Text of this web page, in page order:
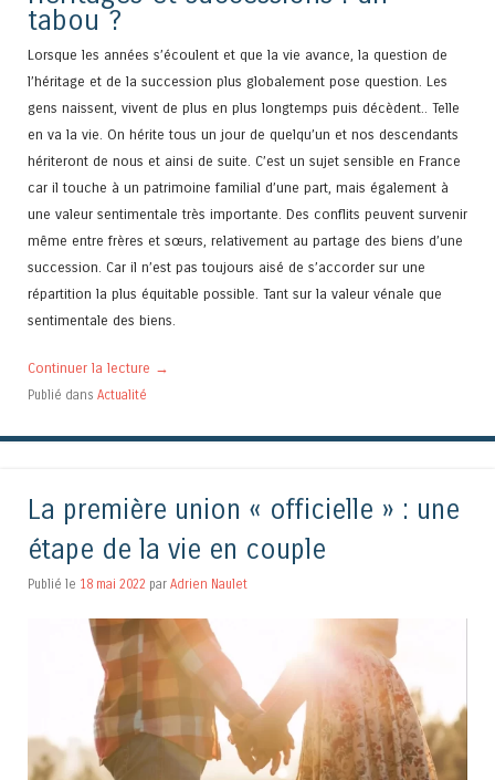
tabou ?
Lorsque les années s’écoulent et que la vie avance, la question de
l’héritage et de la succession plus globalement pose question. Les
gens naissent, vivent de plus en plus longtemps puis décèdent.. Telle
en va la vie. On hérite tous un jour de quelqu’un et nos descendants
hériteront de nous et ainsi de suite. C’est un sujet sensible en France
car il touche à un patrimoine familial d’une part, mais également à
une valeur sentimentale très importante. Des conflits peuvent survenir
même entre frères et sœurs, relativement au partage des biens d’une
succession. Car il n’est pas toujours aisé de s’accorder sur une
répartition la plus équitable possible. Tant sur la valeur vénale que
sentimentale des biens.
Continuer la lecture →
Publié dans Actualité
La première union « officielle » : une
étape de la vie en couple
Publié le 18 mai 2022 par Adrien Naulet